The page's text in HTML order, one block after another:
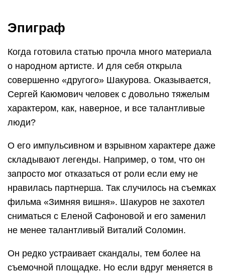
Эпиграф
Когда готовила статью прочла много материала
о народном артисте. И для себя открыла
совершенно «другого» Шакурова. Оказывается,
Сергей Каюмович человек с довольно тяжелым
характером, как, наверное, и все талантливые
люди?
О его импульсивном и взрывном характере даже
складывают легенды. Например, о том, что он
запросто мог отказаться от роли если ему не
нравилась партнерша. Так случилось на съемках
фильма «Зимняя вишня». Шакуров не захотел
сниматься с Еленой Сафоновой и его заменил
не менее талантливый Виталий Соломин.
Он редко устраивает скандалы, тем более на
съемочной площадке. Но если вдруг меняется в